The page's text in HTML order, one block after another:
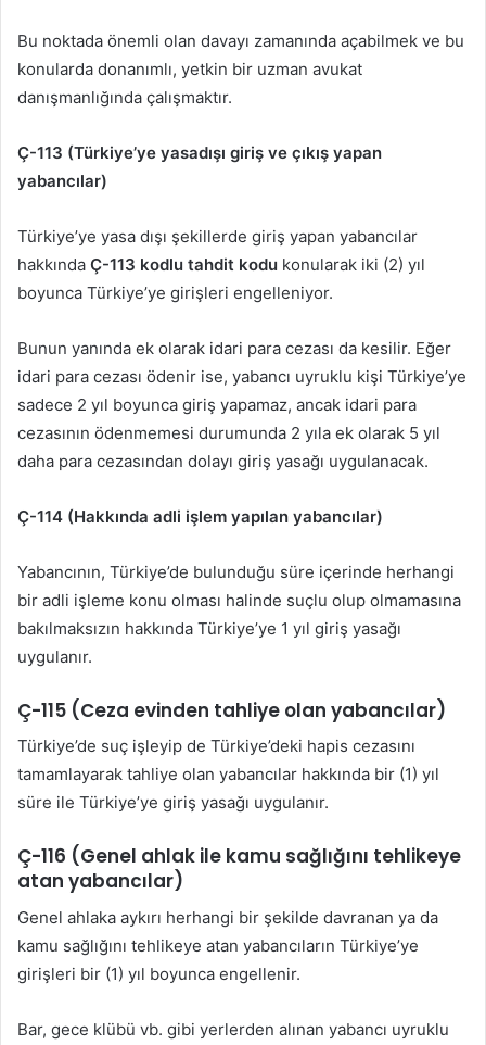
Bu noktada önemli olan davayı zamanında açabilmek ve bu
konularda donanımlı, yetkin bir uzman avukat
danışmanlığında çalışmaktır.
Ç-113 (Türkiye’ye yasadışı giriş ve çıkış yapan
yabancılar)
Türkiye’ye yasa dışı şekillerde giriş yapan yabancılar
hakkında Ç-113 kodlu tahdit kodu konularak iki (2) yıl
boyunca Türkiye’ye girişleri engelleniyor.
Bunun yanında ek olarak idari para cezası da kesilir. Eğer
idari para cezası ödenir ise, yabancı uyruklu kişi Türkiye’ye
sadece 2 yıl boyunca giriş yapamaz, ancak idari para
cezasının ödenmemesi durumunda 2 yıla ek olarak 5 yıl
daha para cezasından dolayı giriş yasağı uygulanacak.
Ç-114 (Hakkında adli işlem yapılan yabancılar)
Yabancının, Türkiye’de bulunduğu süre içerinde herhangi
bir adli işleme konu olması halinde suçlu olup olmamasına
bakılmaksızın hakkında Türkiye’ye 1 yıl giriş yasağı
uygulanır.
Ç-115 (Ceza evinden tahliye olan yabancılar)
Türkiye’de suç işleyip de Türkiye’deki hapis cezasını
tamamlayarak tahliye olan yabancılar hakkında bir (1) yıl
süre ile Türkiye’ye giriş yasağı uygulanır.
Ç-116 (Genel ahlak ile kamu sağlığını tehlikeye
atan yabancılar)
Genel ahlaka aykırı herhangi bir şekilde davranan ya da
kamu sağlığını tehlikeye atan yabancıların Türkiye’ye
girişleri bir (1) yıl boyunca engellenir.
Bar, gece klübü vb. gibi yerlerden alınan yabancı uyruklu